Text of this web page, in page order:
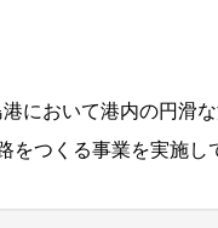
において港内の円滑
をつくる事業を実施し